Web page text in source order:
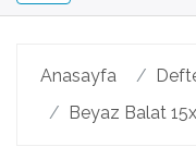
Anasayfa
Beyaz Balat